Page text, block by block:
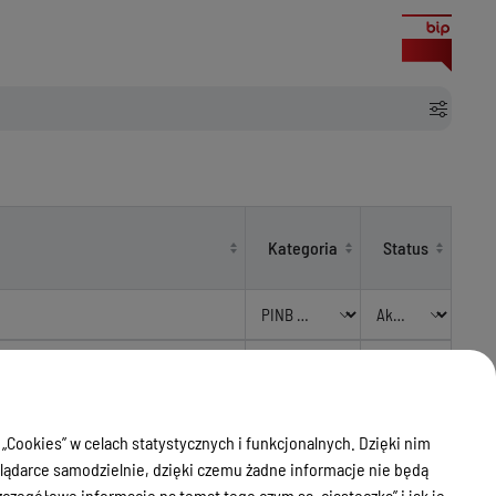
Kategoria Status
do właścicieli, zarządców
w celach statystycznych i funkcjonalnych. Dzięki nim
samodzielnie, dzięki czemu żadne informacje nie będą